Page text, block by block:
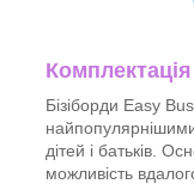
Комплектація
Бізіборди Easy
найпопулярнішими
дітей і батьків.
можливість